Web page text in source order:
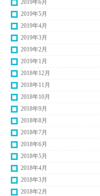
2019年6月
2019年5月
2019年4月
2019年3月
2019年2月
2019年1月
2018年12月
2018年11月
2018年10月
2018年9月
2018年8月
2018年7月
2018年6月
2018年5月
2018年4月
2018年3月
2018年2月